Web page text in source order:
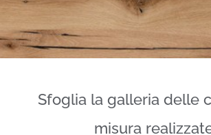
Sfoglia la galleria delle
misura